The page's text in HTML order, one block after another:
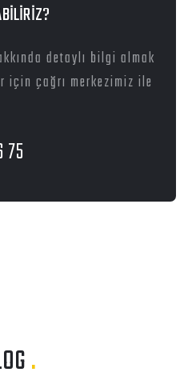
detaylı bilgi almak
için çağrı merkezimiz ile
.